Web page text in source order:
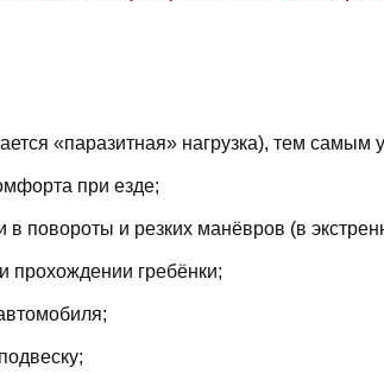
«паразитная» нагрузка), тем самым
при езде;
повороты и резких манёвров (в
прохождении гребёнки;